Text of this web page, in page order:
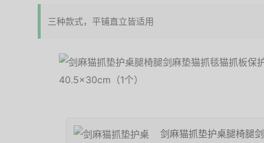
三种款式，平铺直立皆适用
剑麻猫抓垫护桌腿椅腿